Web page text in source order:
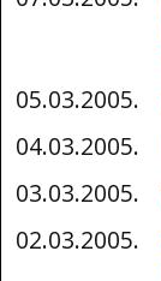
05.03.2005.
04.03.2005.
03.03.2005.
02.03.2005.